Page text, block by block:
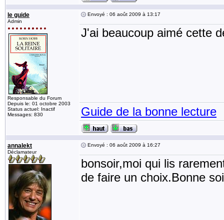
le guide
Admin
Responsable du Forum
Depuis le: 01 octobre 2003
Status actuel: Inactif
Messages: 830
Envoyé : 06 août 2009 à 13:17
J'ai beaucoup aimé cette
Guide de la bonne lecture
annalekt
Déclamateur
Envoyé : 06 août 2009 à 16:27
bonsoir,moi qui lis
de faire un choix.Bonne